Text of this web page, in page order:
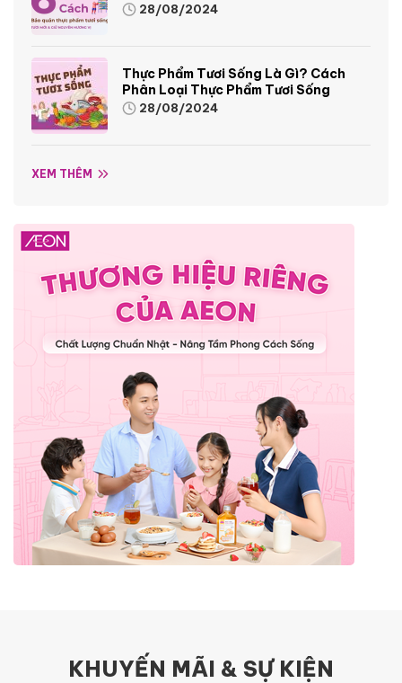
28/08/2024
Thực Phẩm Tươi Sống Là Gì? Cách
Phân Loại Thực Phẩm Tươi Sống
28/08/2024
XEM THÊM
KHUYẾN MÃI & SỰ KIỆN